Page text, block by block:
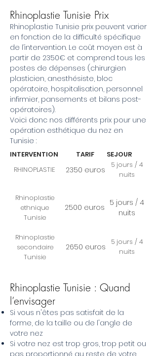
Rhinoplastie Tunisie Prix
Rhinoplastie Tunisie prix peuvent varier
en fonction de la difficulté spécifique
de l’intervention. Le coût moyen est à
partir de 2350€ et comprend tous les
postes de dépenses (chirurgien
plasticien, anesthésiste, bloc
opératoire, hospitalisation, personnel
infirmier, pansements et bilans post-
opératoires).
Voici donc nos différents prix pour une
opération esthétique du nez en
Tunisie :
lNTERVENTION TARIF
SEJOUR
RHINOPLASTIE
2350 euros
5 jours / 4
nuits
Rhinoplastie
ethnique
Tunisie
2500 euros 5 jours / 4
nuits
Rhinoplastie
secondaire
Tunisie
2650 euros
5 jours / 4
nuits
Rhinoplastie Tunisie : Quand
l’envisager
Si vous n'êtes pas satisfait de la
forme, de la taille ou de l'angle de
votre nez
Si votre nez est trop gros, trop petit ou
pas proportionné au reste de votre